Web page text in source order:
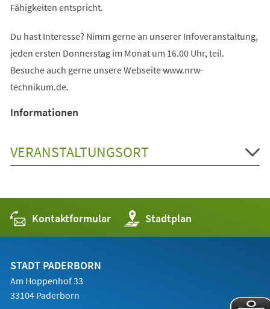
Fähigkeiten entspricht.
Du hast Interesse? Nimm gerne an unserer Infoveranstaltung,
jeden ersten Donnerstag im Monat um 16.00 Uhr, teil.
Besuche auch gerne unsere Webseite www.nrw-
technikum.de.
Informationen
VERANSTALTUNGSORT
Kontaktformular Stadtplan
(Öffnet
in
einem
STADT PADERBORN
Am Hoppenhof 33
33104 Paderborn